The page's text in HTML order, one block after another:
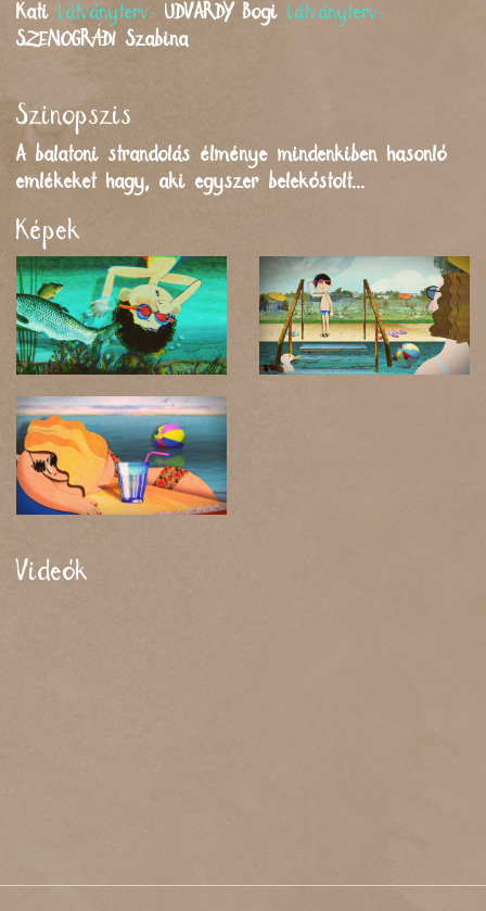
Kati Látványterv: UDVARDY Bogi Látványterv:
SZENOGRÁDI Szabina
Szinopszis
A balatoni strandolás élménye mindenkiben hasonló
emlékeket hagy, aki egyszer belekóstolt...
Képek
Videók